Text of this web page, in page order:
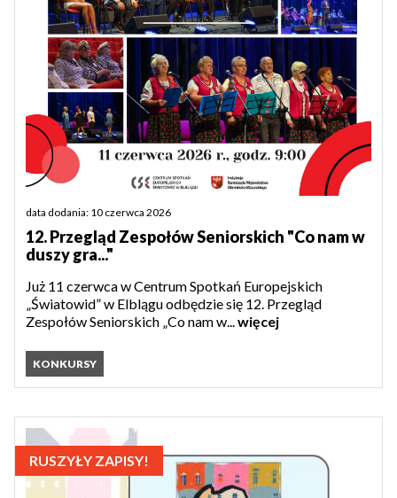
data dodania: 10 czerwca 2026
12. Przegląd Zespołów Seniorskich "Co nam w
duszy gra..."
Już 11 czerwca w Centrum Spotkań Europejskich
„Światowid” w Elblągu odbędzie się 12. Przegląd
Zespołów Seniorskich „Co nam w...więcej
KONKURSY
RUSZYŁY ZAPISY!